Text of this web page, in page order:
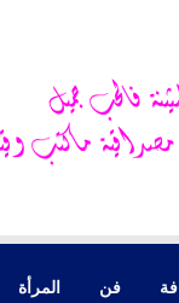
فن المرأة